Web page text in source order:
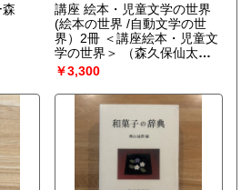
森
講座 絵本・児童文学の世界
(絵本の世界 /自動文学の世
界）2冊 ＜講座絵本・児童文
学の世界＞
（森久保仙太郎,
偕成社編集部 編）
￥3,300